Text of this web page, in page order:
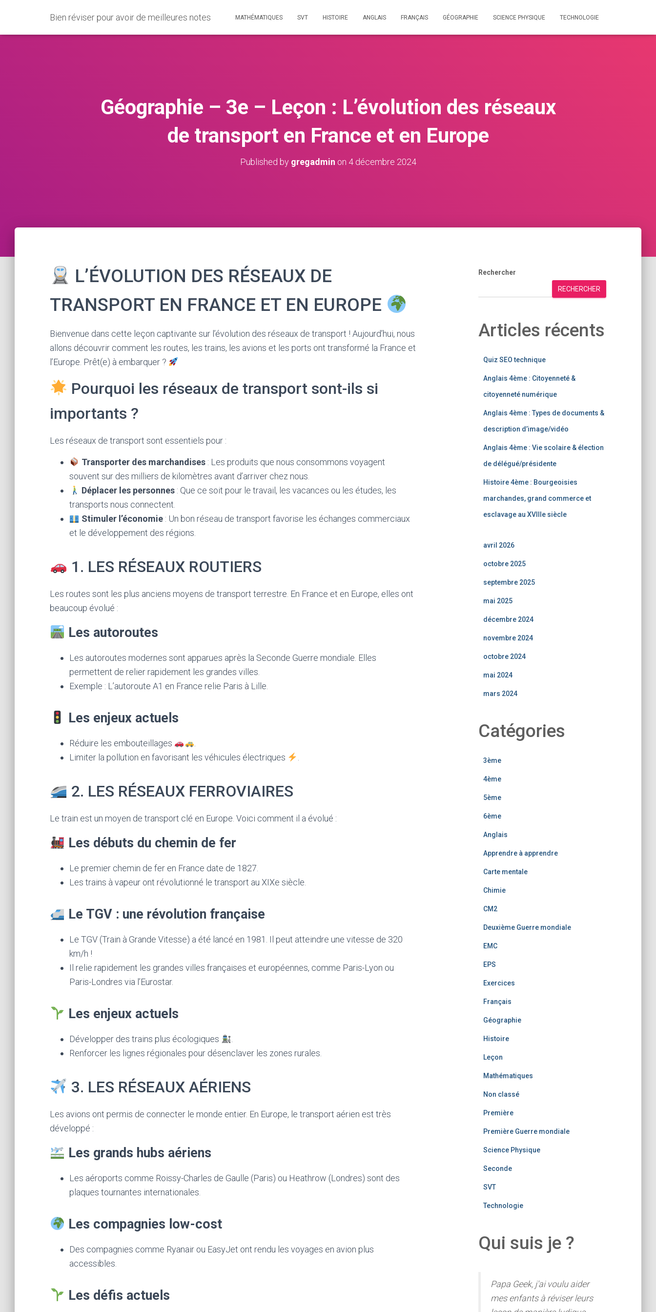
Bien réviser pour avoir de meilleures notes MATHÉMATIQUES SVT HISTOIRE ANGLAIS FRANÇAIS GÉOGRAPHIE SCIENCE PHYSIQUE TECHNOLOGIE
Géographie – 3e – Leçon : L’évolution des réseaux
de transport en France et en Europe
Published by gregadmin on 4 décembre 2024
L’ÉVOLUTION DES RÉSEAUX DE
TRANSPORT EN FRANCE ET EN EUROPE
Bienvenue dans cette leçon captivante sur l’évolution des réseaux de transport ! Aujourd’hui, nous
allons découvrir comment les routes, les trains, les avions et les ports ont transformé la France et
l’Europe. Prêt(e) à embarquer ?
Pourquoi les réseaux de transport sont-ils si
importants ?
Les réseaux de transport sont essentiels pour :
Transporter des marchandises: Les produits que nous consommons voyagent
souvent sur des milliers de kilomètres avant d’arriver chez nous.
Déplacer les personnes: Que ce soit pour le travail, les vacances ou les études, les
transports nous connectent.
Stimuler l’économie: Un bon réseau de transport favorise les échanges commerciaux
et le développement des régions.
1. LES RÉSEAUX ROUTIERS
Les routes sont les plus anciens moyens de transport terrestre. En France et en Europe, elles ont
beaucoup évolué :
Les autoroutes
Les autoroutes modernes sont apparues après la Seconde Guerre mondiale. Elles
permettent de relier rapidement les grandes villes.
Exemple : L’autoroute A1 en France relie Paris à Lille.
Les enjeux actuels
Réduire les embouteillages
Limiter la pollution en favorisant les véhicules électriques
2. LES RÉSEAUX FERROVIAIRES
Le train est un moyen de transport clé en Europe. Voici comment il a évolué :
Les débuts du chemin de fer
Le premier chemin de fer en France date de 1827.
Les trains à vapeur ont révolutionné le transport au XIXe siècle.
Le TGV : une révolution française
Le TGV (Train à Grande Vitesse) a été lancé en 1981. Il peut atteindre une vitesse de 320
km/h !
Il relie rapidement les grandes villes françaises et européennes, comme Paris-Lyon ou
Paris-Londres via l’Eurostar.
Les enjeux actuels
Développer des trains plus écologiques
Renforcer les lignes régionales pour désenclaver les zones rurales.
3. LES RÉSEAUX AÉRIENS
Les avions ont permis de connecter le monde entier. En Europe, le transport aérien est très
développé :
Les grands hubs aériens
Les aéroports comme Roissy-Charles de Gaulle (Paris) ou Heathrow (Londres) sont des
plaques tournantes internationales.
Les compagnies low-cost
Des compagnies comme Ryanair ou EasyJet ont rendu les voyages en avion plus
accessibles.
Les défis actuels
Rechercher
RECHERCHER
Articles récents
Quiz SEO technique
Anglais 4ème : Citoyenneté &
citoyenneté numérique
Anglais 4ème : Types de documents &
description d’image/vidéo
Anglais 4ème : Vie scolaire & élection
de délégué/présidente
Histoire 4ème : Bourgeoisies
marchandes, grand commerce et
esclavage au XVIIIe siècle
avril 2026
octobre 2025
septembre 2025
mai 2025
décembre 2024
novembre 2024
octobre 2024
mai 2024
mars 2024
Catégories
3ème
4ème
5ème
6ème
Anglais
Apprendre à apprendre
Carte mentale
Chimie
CM2
Deuxième Guerre mondiale
EMC
EPS
Exercices
Français
Géographie
Histoire
Leçon
Mathématiques
Non classé
Première
Première Guerre mondiale
Science Physique
Seconde
SVT
Technologie
Qui suis je ?
Papa Geek, j'ai voulu aider
mes enfants à réviser leurs